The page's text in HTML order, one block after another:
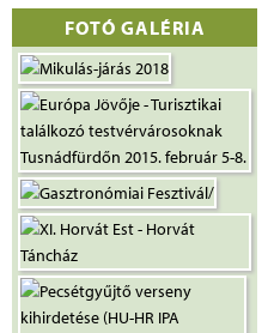
FOTÓ GALÉRIA